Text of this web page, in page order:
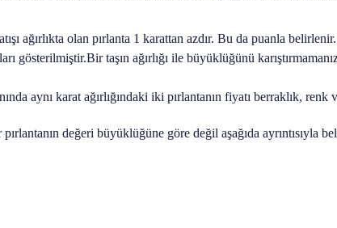
ağırlıkta olan pırlanta 1 karattan azdır. Bu da puanla
gösterilmiştir.Bir taşın ağırlığı ile büyüklüğünü
aynı karat ağırlığındaki iki pırlantanın fiyatı berraklık, renk
değeri büyüklüğüne göre değil aşağıda ayrıntısıyla